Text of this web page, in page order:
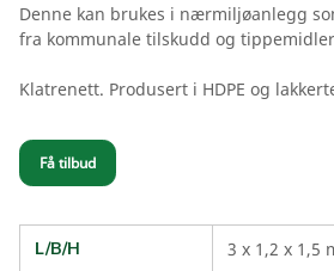
Denne kan brukes i nærmiljøanlegg
fra kommunale tilskudd og
Klatrenett. Produsert i HDPE og
Få tilbud
L/B/H 3 x 1,2 x 1,5